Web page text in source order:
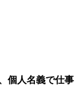
個人名義で仕事